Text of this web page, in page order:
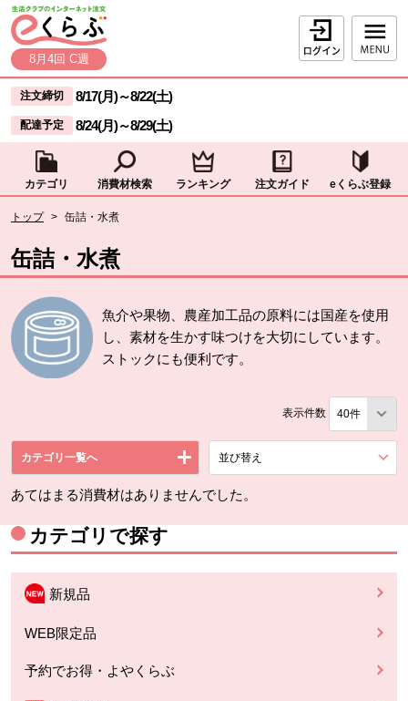
ページの先頭です。
本文へジャンプする。
8月4回 C週
ログイン
ここからサイト内共通メニューです。
サイト内共通メニューをスキップする
注文締切 8/17(月)～8/22(土)
配達予定 8/24(月)～8/29(土)
カテゴリ 消費材検索 ランキング 注文ガイド eくらぶ登録
トップ > 缶詰・水煮
缶詰・水煮
魚介や果物、農産加工品の原料には国産を使用
し、素材を生かす味つけを大切にしています。
ストックにも便利です。
表示件数
カテゴリ一覧へ 並び替え
あてはまる消費材はありませんでした。
カテゴリで探す
新規品
WEB限定品
予約でお得・よやくらぶ